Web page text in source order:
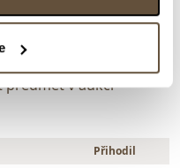
předmět v aukci
Přihodil